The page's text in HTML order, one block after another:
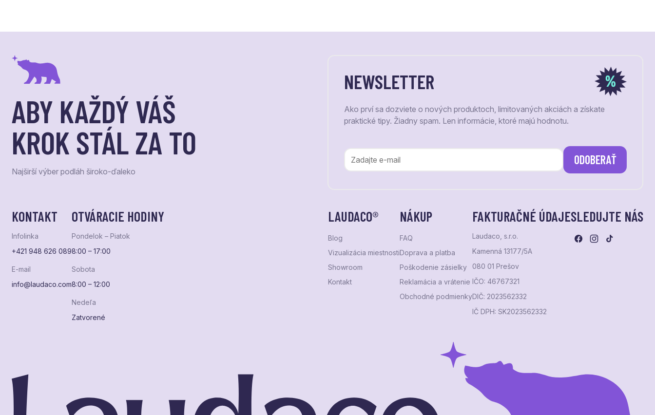
ABY KAŽDÝ VÁŠ
KROK STÁL ZA TO
Najširší výber podláh široko-ďaleko
NEWSLETTER
Ako prví sa dozviete o nových produktoch, limitovaných akciách a získate
praktické tipy. Žiadny spam. Len informácie, ktoré majú hodnotu.
ODOBERAŤ
KONTAKT
Infolinka
+421 948 626 089
E-mail
info@laudaco.com
OTVÁRACIE HODINY
Pondelok – Piatok
8:00 – 17:00
Sobota
8:00 – 12:00
Nedeľa
Zatvorené
LAUDACO®
Blog
Vizualizácia miestnosti
Showroom
Kontakt
NÁKUP
FAQ
Doprava a platba
Poškodenie zásielky
Reklamácia a vrátenie
Obchodné podmienky
FAKTURAČNÉ ÚDAJE
Laudaco, s.r.o.
Kamenná 13177/5A
080 01 Prešov
IČO: 46767321
DIČ: 2023562332
IČ DPH: SK2023562332
SLEDUJTE NÁS